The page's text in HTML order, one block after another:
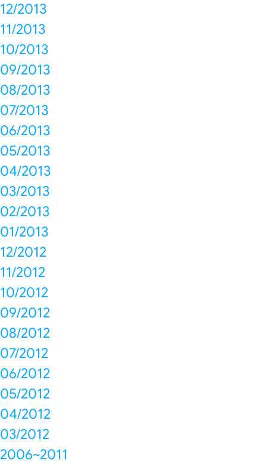
12/2013
11/2013
10/2013
09/2013
08/2013
07/2013
06/2013
05/2013
04/2013
03/2013
02/2013
01/2013
12/2012
11/2012
10/2012
09/2012
08/2012
07/2012
06/2012
05/2012
04/2012
03/2012
2006~2011